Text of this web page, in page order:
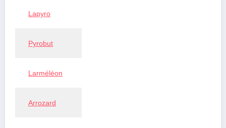
Lapyro
Pyrobut
Larméléon
Arrozard